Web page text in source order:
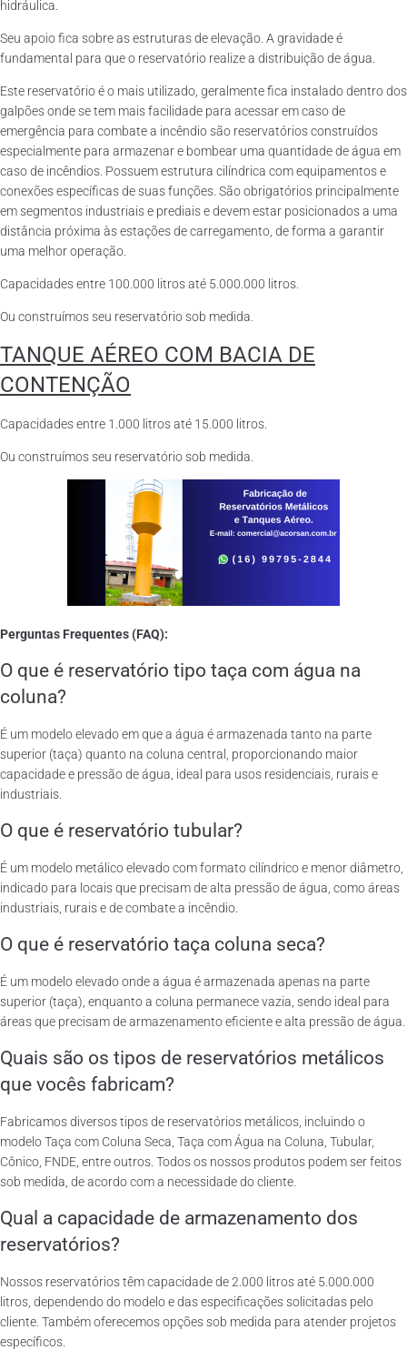
hidráulica.
Seu apoio fica sobre as estruturas de elevação. A gravidade é
fundamental para que o reservatório realize a distribuição de água.
Este reservatório é o mais utilizado, geralmente fica instalado dentro dos
galpões onde se tem mais facilidade para acessar em caso de
emergência para combate a incêndio são reservatórios construídos
especialmente para armazenar e bombear uma quantidade de água em
caso de incêndios. Possuem estrutura cilíndrica com equipamentos e
conexões específicas de suas funções. São obrigatórios principalmente
em segmentos industriais e prediais e devem estar posicionados a uma
distância próxima às estações de carregamento, de forma a garantir
uma melhor operação.
Capacidades entre 100.000 litros até 5.000.000 litros.
Ou construímos seu reservatório sob medida.
TANQUE AÉREO COM BACIA DE
CONTENÇÃO
Capacidades entre 1.000 litros até 15.000 litros.
Ou construímos seu reservatório sob medida.
Perguntas Frequentes (FAQ):
O que é reservatório tipo taça com água na
coluna?
É um modelo elevado em que a água é armazenada tanto na parte
superior (taça) quanto na coluna central, proporcionando maior
capacidade e pressão de água, ideal para usos residenciais, rurais e
industriais.
O que é reservatório tubular?
É um modelo metálico elevado com formato cilíndrico e menor diâmetro,
indicado para locais que precisam de alta pressão de água, como áreas
industriais, rurais e de combate a incêndio.
O que é reservatório taça coluna seca?
É um modelo elevado onde a água é armazenada apenas na parte
superior (taça), enquanto a coluna permanece vazia, sendo ideal para
áreas que precisam de armazenamento eficiente e alta pressão de água.
Quais são os tipos de reservatórios metálicos
que vocês fabricam?
Fabricamos diversos tipos de reservatórios metálicos, incluindo o
modelo Taça com Coluna Seca, Taça com Água na Coluna, Tubular,
Cônico, FNDE, entre outros. Todos os nossos produtos podem ser feitos
sob medida, de acordo com a necessidade do cliente.
Qual a capacidade de armazenamento dos
reservatórios?
Nossos reservatórios têm capacidade de 2.000 litros até 5.000.000
litros, dependendo do modelo e das especificações solicitadas pelo
cliente. Também oferecemos opções sob medida para atender projetos
específicos.